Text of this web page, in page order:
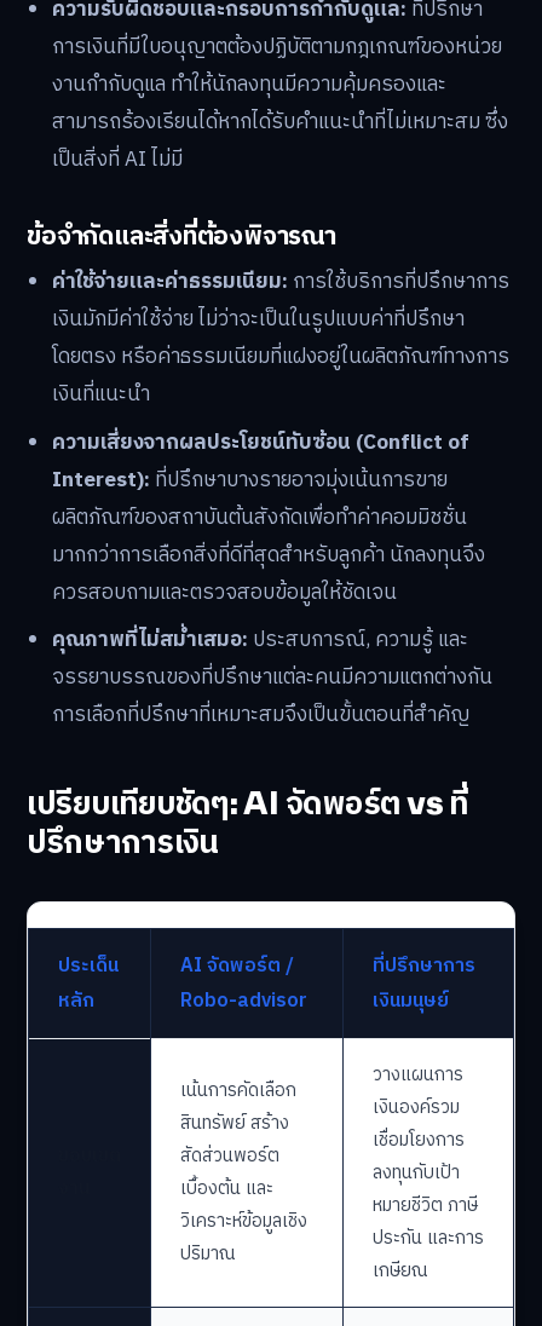
ความรับผิดชอบและกรอบการกำกับดูแล: ที่ปรึกษา
การเงินที่มีใบอนุญาตต้องปฏิบัติตามกฎเกณฑ์ของหน่วย
งานกำกับดูแล ทำให้นักลงทุนมีความคุ้มครองและ
สามารถร้องเรียนได้หากได้รับคำแนะนำที่ไม่เหมาะสม ซึ่ง
เป็นสิ่งที่ AI ไม่มี
ข้อจำกัดและสิ่งที่ต้องพิจารณา
ค่าใช้จ่ายและค่าธรรมเนียม: การใช้บริการที่ปรึกษาการ
เงินมักมีค่าใช้จ่าย ไม่ว่าจะเป็นในรูปแบบค่าที่ปรึกษา
โดยตรง หรือค่าธรรมเนียมที่แฝงอยู่ในผลิตภัณฑ์ทางการ
เงินที่แนะนำ
ความเสี่ยงจากผลประโยชน์ทับซ้อน (Conflict of
Interest): ที่ปรึกษาบางรายอาจมุ่งเน้นการขาย
ผลิตภัณฑ์ของสถาบันต้นสังกัดเพื่อทำค่าคอมมิชชั่น
มากกว่าการเลือกสิ่งที่ดีที่สุดสำหรับลูกค้า นักลงทุนจึง
ควรสอบถามและตรวจสอบข้อมูลให้ชัดเจน
คุณภาพที่ไม่สม่ำเสมอ: ประสบการณ์, ความรู้ และ
จรรยาบรรณของที่ปรึกษาแต่ละคนมีความแตกต่างกัน
การเลือกที่ปรึกษาที่เหมาะสมจึงเป็นขั้นตอนที่สำคัญ
เปรียบเทียบชัดๆ: AI จัดพอร์ต vs ที่
ปรึกษาการเงิน
ประเด็น
หลัก
AI จัดพอร์ต /
Robo-advisor
ที่ปรึกษาการ
เงินมนุษย์
เน้นการคัดเลือก
สินทรัพย์ สร้าง
สัดส่วนพอร์ต
เบื้องต้น และ
วิเคราะห์ข้อมูลเชิง
ปริมาณ
วางแผนการ
เงินองค์รวม
เชื่อมโยงการ
ลงทุนกับเป้า
หมายชีวิต ภาษี
ประกัน และการ
เกษียณ